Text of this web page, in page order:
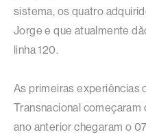
sistema, os quatro
Jorge e que atualmente
linha 120.
As primeiras experiências
Transnacional
ano anterior chegaram o